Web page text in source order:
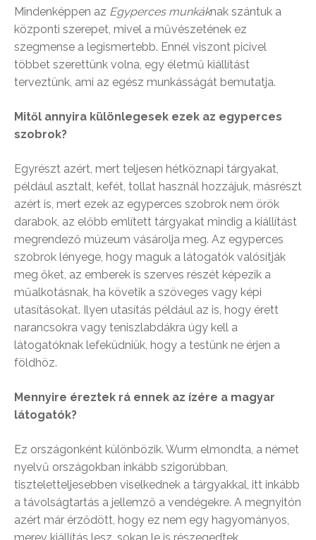
Mindenképpen az Egyperces munkáknak szántuk a
központi szerepet, mivel a művészetének ez
szegmense a legismertebb. Ennél viszont picivel
többet szerettünk volna, egy életmű kiállítást
terveztünk, ami az egész munkásságát bemutatja.
Mitől annyira különlegesek ezek az egyperces
szobrok?
Egyrészt azért, mert teljesen hétköznapi tárgyakat,
például asztalt, kefét, tollat használ hozzájuk, másrészt
azért is, mert ezek az egyperces szobrok nem örök
darabok, az előbb említett tárgyakat mindig a kiállítást
megrendező múzeum vásárolja meg. Az egyperces
szobrok lényege, hogy maguk a látogatók valósítják
meg őket, az emberek is szerves részét képezik a
műalkotásnak, ha követik a szöveges vagy képi
utasításokat. Ilyen utasítás például az is, hogy érett
narancsokra vagy teniszlabdákra úgy kell a
látogatóknak lefeküdniük, hogy a testünk ne érjen a
földhöz.
Mennyire éreztek rá ennek az ízére a magyar
látogatók?
Ez országonként különbözik. Wurm elmondta, a német
nyelvű országokban inkább szigorúbban,
tiszteletteljesebben viselkednek a tárgyakkal, itt inkább
a távolságtartás a jellemző a vendégekre. A megnyitón
azért már érződött, hogy ez nem egy hagyományos,